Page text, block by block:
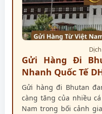
Gửi Hàng Đi
Nhanh Quốc Tế
Gửi hàng đi Bhutan
càng tăng của nhiều
Nam trong bối cảnh